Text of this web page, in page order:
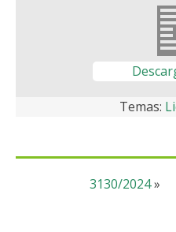
Temas:
3130/2024»